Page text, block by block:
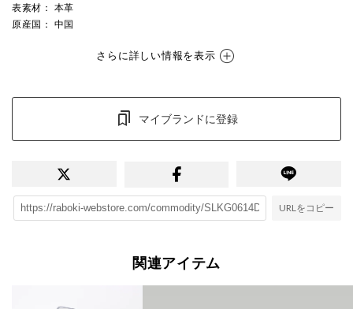
表素材 ： 本革
原産国 ： 中国
さらに詳しい情報を表示
マイブランドに登録
URLをコピー
関連アイテム